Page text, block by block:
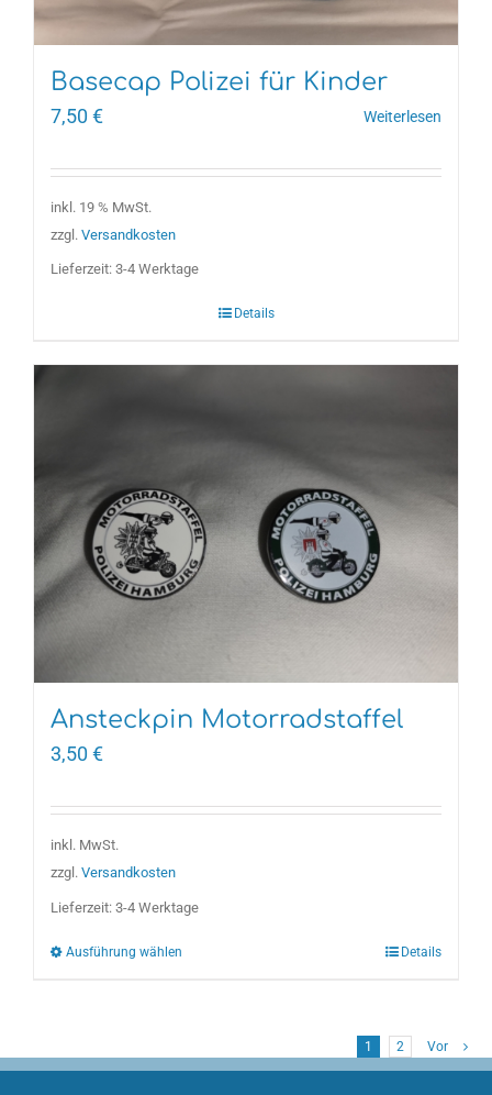
Basecap Polizei für Kinder
7,50 € Weiterlesen
inkl. 19 % MwSt.
zzgl. Versandkosten
Lieferzeit: 3-4 Werktage
Details
Ansteckpin Motorradstaffel
3,50 €
Dieses
Die
der
inkl. MwSt.
zzgl. Versandkosten
Lieferzeit: 3-4 Werktage
Ausführung wählen Details
1 2 Vor